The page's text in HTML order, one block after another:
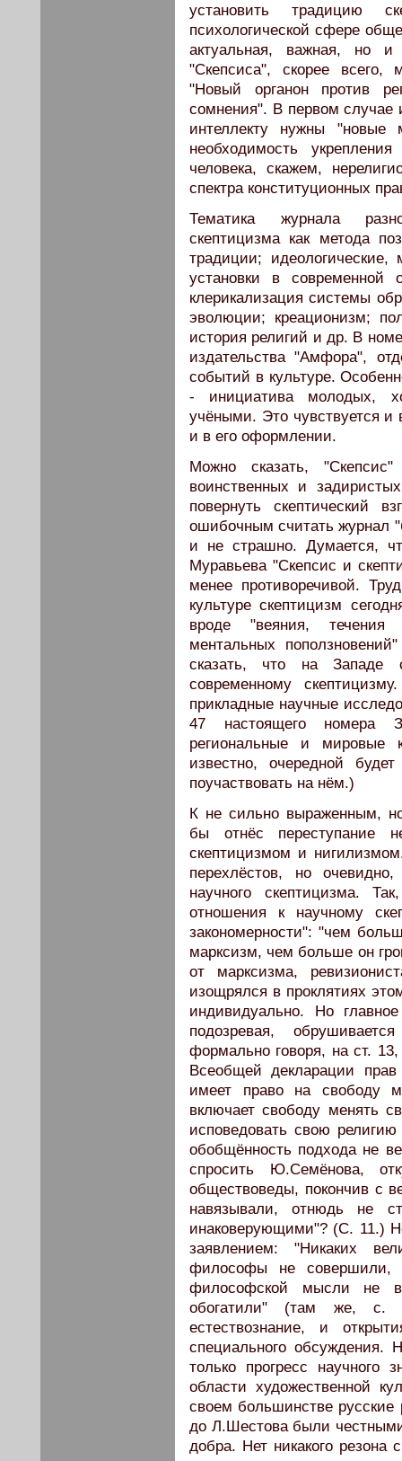
установить традицию
психологической сфере
актуальная, важная, но
"Скепсиса", скорее всего,
"Новый органон против
сомнения". В первом случае
интеллекту нужны
необходимость
человека, скажем,
спектра конституционных
Тематика журнала
скептицизма как метода
традиции; идеологические,
установки в современной
клерикализация системы
эволюции; креационизм;
история религий и др. В
издательства "Амфора",
событий в культуре.
- инициатива молодых,
учёными. Это чувствуется и
и в его оформлении.
Можно сказать,
воинственных и
повернуть скептический
ошибочным считать журнал
и не страшно. Думается,
Муравьева "Скепсис и
менее противоречивой.
культуре скептицизм
вроде "веяния, течения
ментальных
сказать, что на Западе
современному
прикладные научные
47 настоящего номера
региональные и мировые
известно, очередной
поучаствовать на нём.)
К не сильно выраженным,
бы отнёс переступание
скептицизмом и
перехлёстов, но
научного скептицизма.
отношения к научному
закономерности": "чем
марксизм, чем больше он
от марксизма,
изощрялся в проклятиях
индивидуально. Но
подозревая,
формально говоря, на ст.
Всеобщей декларации
имеет право на свободу
включает свободу менять
исповедовать свою
обобщённость подхода не
спросить Ю.Семёнова,
обществоведы, покончив с
навязывали, отнюдь не
инаковерующими"? (С. 11.)
заявлением: "Никаких
философы не совершили,
философской мысли не
обогатили" (там же, с.
естествознание, и
специального обсуждения.
только прогресс научного
области художественной
своем большинстве
до Л.Шестова были
добра. Нет никакого резона